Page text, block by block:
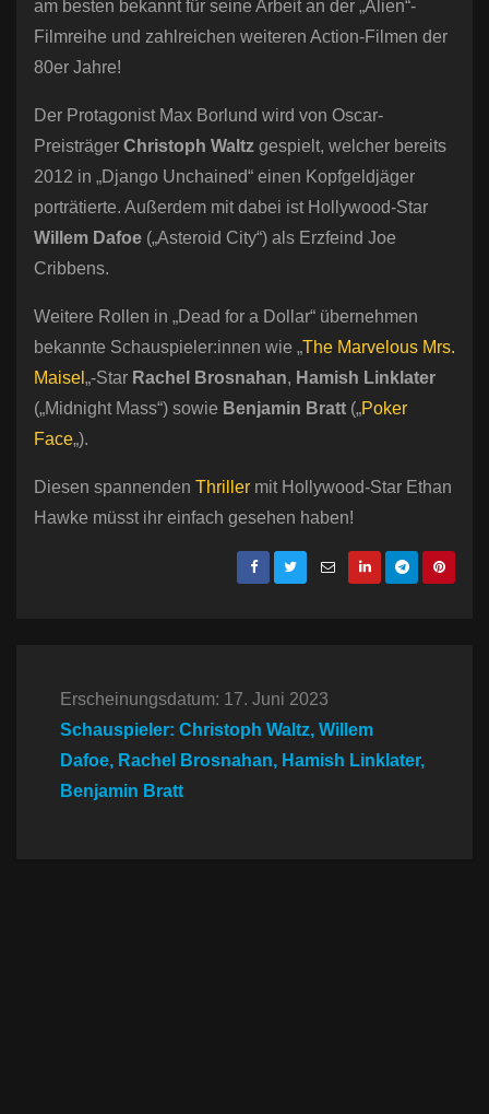
am besten bekannt für seine Arbeit an der „Alien“-
Filmreihe und zahlreichen weiteren Action-Filmen der
80er Jahre!
Der Protagonist Max Borlund wird von Oscar-
Preisträger Christoph Waltz gespielt, welcher bereits
2012 in „Django Unchained“ einen Kopfgeldjäger
porträtierte. Außerdem mit dabei ist Hollywood-Star
Willem Dafoe („Asteroid City“) als Erzfeind Joe
Cribbens.
Weitere Rollen in „Dead for a Dollar“ übernehmen
bekannte Schauspieler:innen wie „The Marvelous Mrs.
Maisel „-Star Rachel Brosnahan, Hamish Linklater
(„Midnight Mass“) sowie Benjamin Bratt („Poker
Face„).
Diesen spannenden Thriller mit Hollywood-Star Ethan
Hawke müsst ihr einfach gesehen haben!
Erscheinungsdatum: 17. Juni 2023
Schauspieler: Christoph Waltz, Willem
Dafoe, Rachel Brosnahan, Hamish Linklater,
Benjamin Bratt